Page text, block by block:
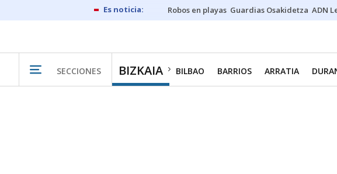
Robos en playas Guardias Osakidetza ADN
SECCIONES BIZKAIA BILBAO BARRIOS ARRATIA